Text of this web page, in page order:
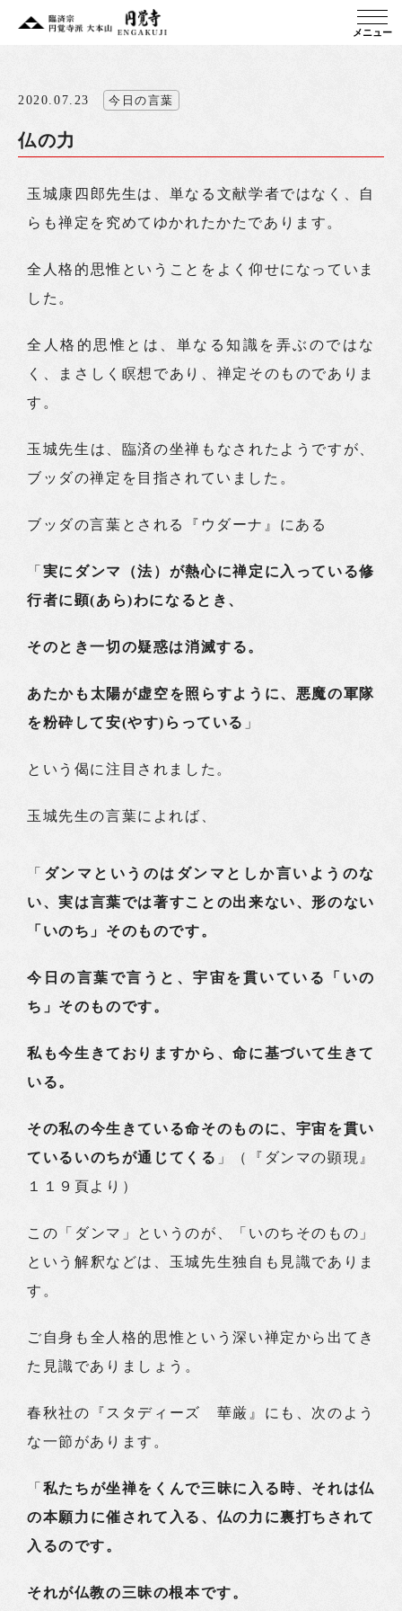
メニュー
2020.07.23 今日の言葉
仏の力
玉城康四郎先生は、単なる文献学者ではなく、自
らも禅定を究めてゆかれたかたであります。
全人格的思惟ということをよく仰せになっていま
した。
全人格的思惟とは、単なる知識を弄ぶのではな
く、まさしく瞑想であり、禅定そのものでありま
す。
玉城先生は、臨済の坐禅もなされたようですが、
ブッダの禅定を目指されていました。
ブッダの言葉とされる『ウダーナ』にある
「 実にダンマ（法）が熱心に禅定に入っている修
行者に顕(あら)わになるとき、
そのとき一切の疑惑は消滅する。
あたかも太陽が虚空を照らすように、悪魔の軍隊
を粉砕して安(やす)らっている 」
という偈に注目されました。
玉城先生の言葉によれば、
「 ダンマというのはダンマとしか言いようのな
い、実は言葉では著すことの出来ない、形のない
「いのち」そのものです。
今日の言葉で言うと、宇宙を貫いている「いの
ち」そのものです。
私も今生きておりますから、命に基づいて生きて
いる。
その私の今生きている命そのものに、宇宙を貫い
ているいのちが通じてくる 」（『ダンマの顕現』
１１９頁より）
この「ダンマ」というのが、「いのちそのもの」
という解釈などは、玉城先生独自も見識でありま
す。
ご自身も全人格的思惟という深い禅定から出てき
た見識でありましょう。
春秋社の『スタディーズ 華厳』にも、次のよう
な一節があります。
「 私たちが坐禅をくんで三昧に入る時、それは仏
の本願力に催されて入る、仏の力に裏打ちされて
入るのです。
それが仏教の三昧の根本です。